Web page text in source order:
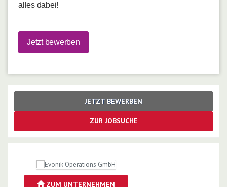
alles dabei!
Jetzt bewerben
JETZT BEWERBEN
ZUR JOBSUCHE
ZUM UNTERNEHMEN